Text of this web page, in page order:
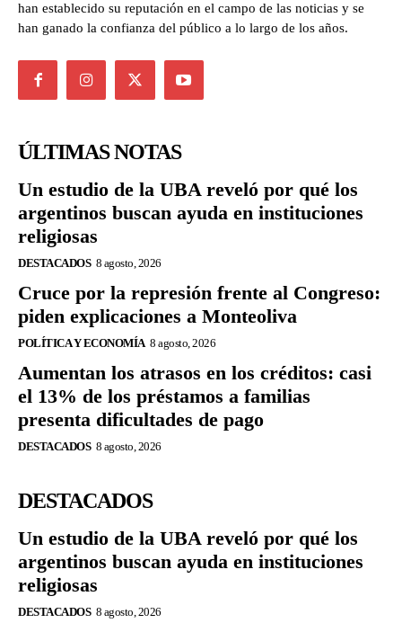
han establecido su reputación en el campo de las noticias y se
han ganado la confianza del público a lo largo de los años.
ÚLTIMAS NOTAS
Un estudio de la UBA reveló por qué los
argentinos buscan ayuda en instituciones
religiosas
DESTACADOS 8 agosto, 2026
Cruce por la represión frente al Congreso:
piden explicaciones a Monteoliva
POLÍTICA Y ECONOMÍA 8 agosto, 2026
Aumentan los atrasos en los créditos: casi
el 13% de los préstamos a familias
presenta dificultades de pago
DESTACADOS 8 agosto, 2026
DESTACADOS
Un estudio de la UBA reveló por qué los
argentinos buscan ayuda en instituciones
religiosas
DESTACADOS 8 agosto, 2026